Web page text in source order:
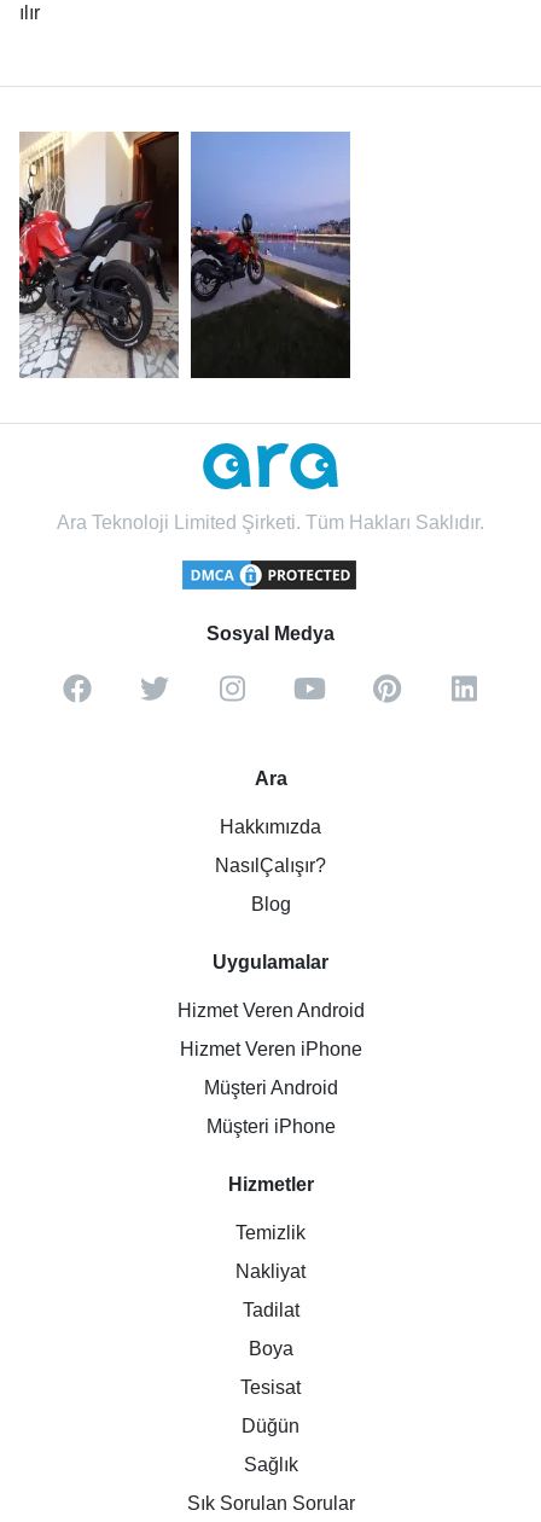
ılır
Ara Teknoloji Limited Şirketi. Tüm Hakları Saklıdır.
Sosyal Medya
Ara
Hakkımızda
NasılÇalışır?
Blog
Uygulamalar
Hizmet Veren Android
Hizmet Veren iPhone
Müşteri Android
Müşteri iPhone
Hizmetler
Temizlik
Nakliyat
Tadilat
Boya
Tesisat
Düğün
Sağlık
Sık Sorulan Sorular